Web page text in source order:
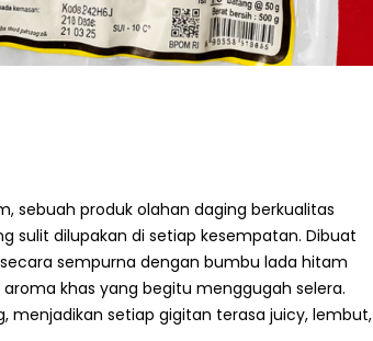
sebuah produk olahan daging berkualitas
sulit dilupakan di setiap kesempatan. Dibuat
sempurna dengan bumbu lada hitam
khas yang begitu menggugah selera.
menjadikan setiap gigitan terasa juicy, lembut,
Tepat
Strategi Membeli Bahan
Baku dalam Jumlah Besar
Juli 10, 2026
5 Ciri Supplier Bahan Baku
Profesional
Juli 8, 2026